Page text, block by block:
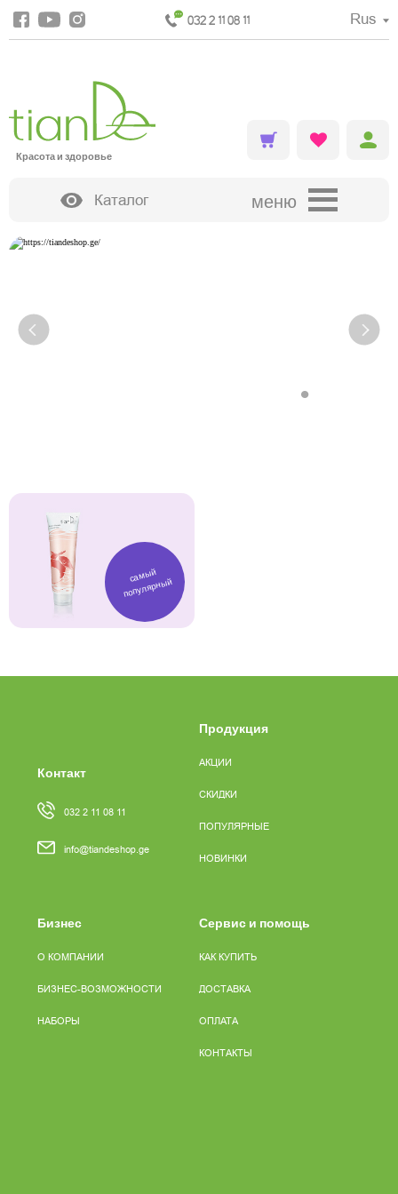
032 2 11 08 11 Rus
Красота и здоровье
Каталог меню
•
самый
популярный
Контакт
032 2 11 08 11
info@tiandeshop.ge
Продукция
АКЦИИ
СКИДКИ
ПОПУЛЯРНЫЕ
НОВИНКИ
Бизнес
О КОМПАНИИ
БИЗНЕС-ВОЗМОЖНОСТИ
НАБОРЫ
Сервис и помощь
КАК КУПИТЬ
ДОСТАВКА
ОПЛАТА
КОНТАКТЫ